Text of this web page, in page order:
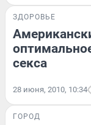
ЗДОРОВЬЕ
секса
28 июня, 2010, 10:34
ГОРОД